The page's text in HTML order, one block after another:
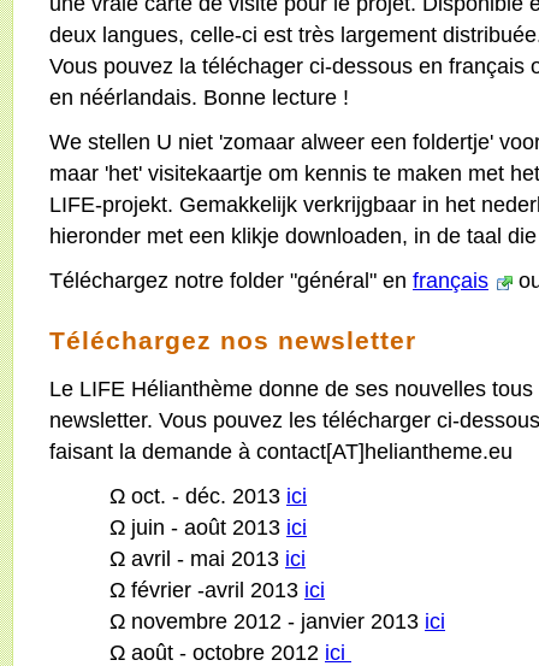
deux langues, celle-ci est très largement
Vous pouvez la téléchager ci-dessous en français
en néérlandais. Bonne lecture !
We stellen U niet 'zomaar alweer een foldertje'
maar 'het' visitekaartje om kennis te maken met het
LIFE-projekt. Gemakkelijk verkrijgbaar in het
hieronder met een klikje downloaden, in de taal
Téléchargez notre folder "général" en français
Téléchargez nos newsletter
Le LIFE Hélianthème donne de ses nouvelles
newsletter. Vous pouvez les télécharger ci-
faisant la demande à contact[AT]heliantheme.eu
Ω oct. - déc. 2013 ici
Ω juin - août 2013 ici
Ω avril - mai 2013 ici
Ω février -avril 2013 ici
Ω novembre 2012 - janvier 2013 ici
Ω août - octobre 2012 ici